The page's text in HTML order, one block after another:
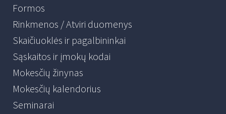
Formos
Rinkmenos / Atviri duomenys
Skaičiuoklės ir pagalbininkai
Sąskaitos ir įmokų kodai
Mokesčių žinynas
Mokesčių kalendorius
Seminarai